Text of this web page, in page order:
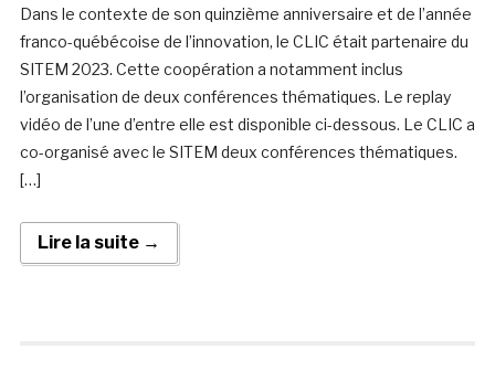
Dans le contexte de son quinzième anniversaire et de l’année
franco-québécoise de l’innovation, le CLIC était partenaire du
SITEM 2023. Cette coopération a notamment inclus
l’organisation de deux conférences thématiques. Le replay
vidéo de l’une d’entre elle est disponible ci-dessous. Le CLIC a
co-organisé avec le SITEM deux conférences thématiques.
[…]
Lire la suite →